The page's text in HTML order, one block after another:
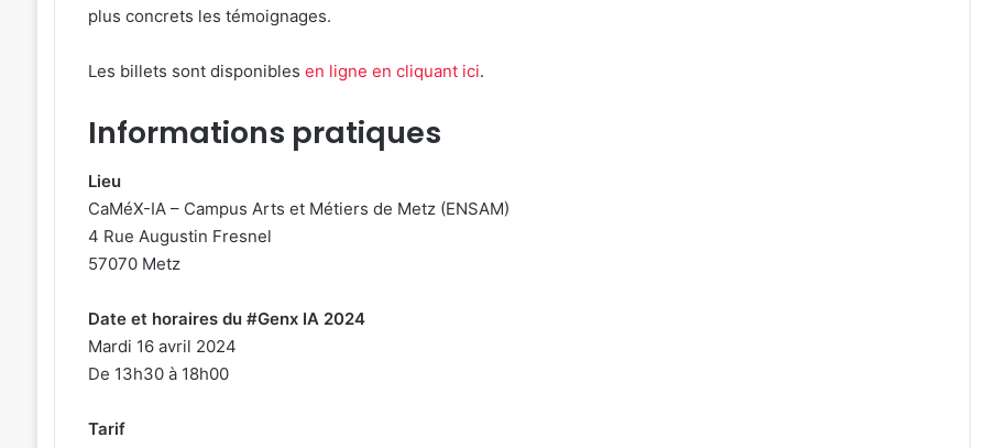
plus concrets les témoignages.
Les billets sont disponibles en ligne en cliquant ici.
Informations pratiques
Lieu
CaMéX-IA – Campus Arts et Métiers de Metz (ENSAM)
4 Rue Augustin Fresnel
57070 Metz
Date et horaires du #Genx IA 2024
Mardi 16 avril 2024
De 13h30 à 18h00
Tarif